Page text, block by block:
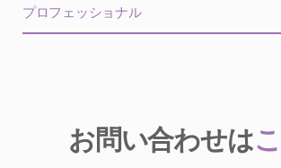
プロフェッショナル
お問い合わせは